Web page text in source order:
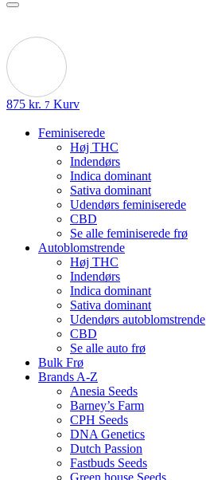
875 kr. 7 Kurv
Feminiserede
Høj THC
Indendørs
Indica dominant
Sativa dominant
Udendørs feminiserede
CBD
Se alle feminiserede frø
Autoblomstrende
Høj THC
Indendørs
Indica dominant
Sativa dominant
Udendørs autoblomstrende
CBD
Se alle auto frø
Bulk Frø
Brands A-Z
Anesia Seeds
Barney’s Farm
CPH Seeds
DNA Genetics
Dutch Passion
Fastbuds Seeds
Green house Seeds